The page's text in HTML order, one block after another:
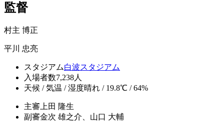
監督
村主 博正
平川 忠亮
スタジアム白波スタジアム
入場者数7,238人
天候 / 気温 / 湿度晴れ / 19.8℃ / 64%
主審 上田 隆生
副審金次 雄之介、山口 大輔